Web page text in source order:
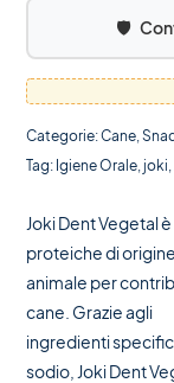
🛡️
Categorie:Cane,
Tag: Igiene Orale, joki,
Joki Dent Vegetal
proteiche di origine
animale per
cane. Grazie agli
ingredienti
sodio, Joki Dent